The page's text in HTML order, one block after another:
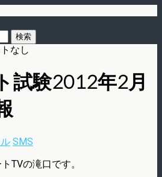
なし
試験2012年2月
SMS
TVの滝口です。